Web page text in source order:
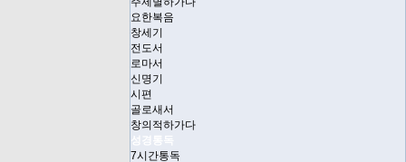
요한복음
창세기
전도서
로마서
신명기
시편
골로새서
창의적하가다
성경통독
7시간통독